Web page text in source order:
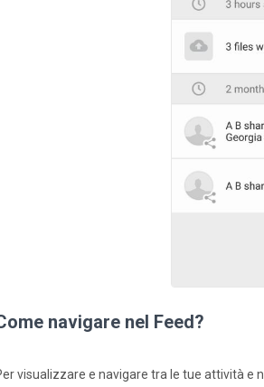
navigare nel Feed?
visualizzare e navigare tra le tue attività e